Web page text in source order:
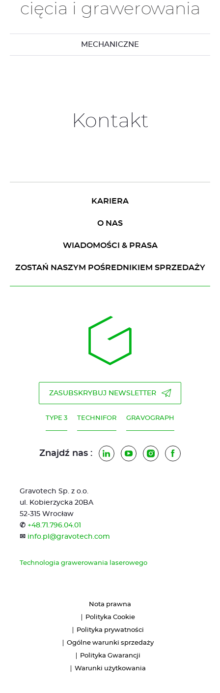
cięcia i grawerowania
MECHANICZNE
Kontakt
KARIERA
O NAS
WIADOMOŚCI & PRASA
ZOSTAŃ NASZYM POŚREDNIKIEM SPRZEDAŻY
ZASUBSKRYBUJ NEWSLETTER
TYPE 3 TECHNIFOR GRAVOGRAPH
Znajdź nas : LinkedInYouTubeInstagramFacebook
Gravotech Sp. z o.o.
ul. Kobierzycka 20BA
52-315 Wrocław
✆ +48.71.796.04.01
✉ info.pl@gravotech.com
Technologia grawerowania laserowego
Nota prawna
Polityka Cookie
Polityka prywatności
Ogólne warunki sprzedaży
Polityka Gwarancji
Warunki użytkowania